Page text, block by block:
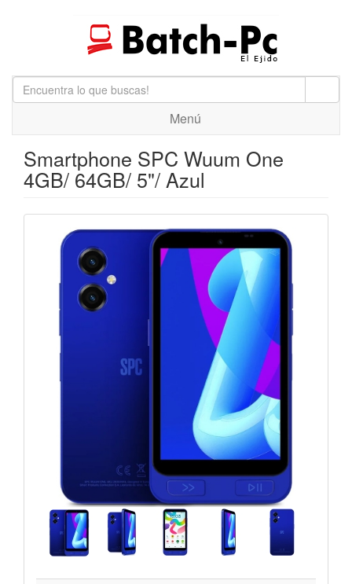
Menú
Smartphone SPC Wuum One
4GB/ 64GB/ 5"/ Azul